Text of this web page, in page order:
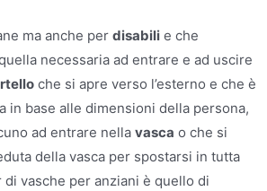
ma anche perdisabili e che
necessaria ad entrare e ad uscire
che si apre verso l’esterno e che è
in base alle dimensioni della persona,
ad entrare nellavasca o che si
della vasca per spostarsi in tutta
vasche per anziani è quello di